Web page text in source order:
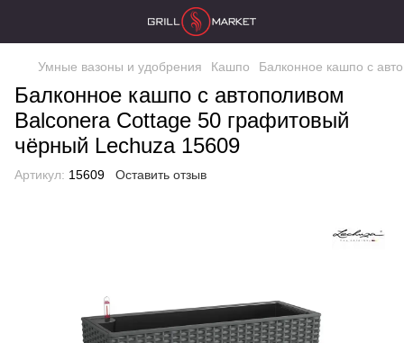
Умные вазоны и удобрения Кашпо Балконное кашпо с
Балконное кашпо с автополивом
Balconera Cottage 50 графитовый
чёрный Lechuza 15609
Артикул: 15609 Оставить отзыв